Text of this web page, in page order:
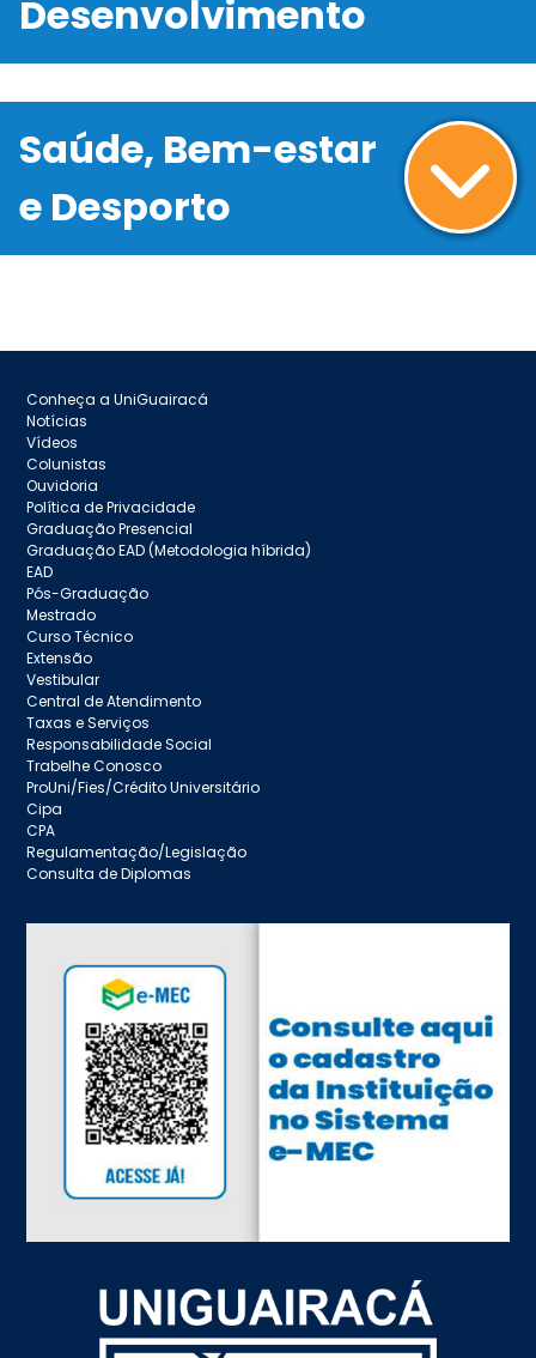
Desenvolvimento
Saúde, Bem-estar
e Desporto
Conheça a UniGuairacá
Notícias
Vídeos
Colunistas
Ouvidoria
Política de Privacidade
Graduação Presencial
Graduação EAD (Metodologia híbrida)
EAD
Pós-Graduação
Mestrado
Curso Técnico
Extensão
Vestibular
Central de Atendimento
Taxas e Serviços
Responsabilidade Social
Trabelhe Conosco
ProUni/Fies/Crédito Universitário
Cipa
CPA
Regulamentação/Legislação
Consulta de Diplomas